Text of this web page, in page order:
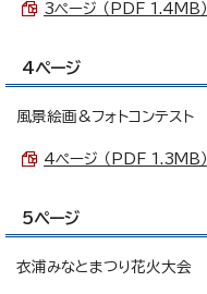
3ページ （PDF 1.4MB）
4ページ
風景絵画&フォトコンテスト
4ページ （PDF 1.3MB）
5ページ
衣浦みなとまつり花火大会